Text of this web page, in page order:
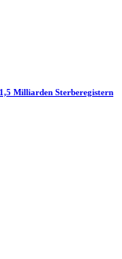
Milliarden Sterberegistern